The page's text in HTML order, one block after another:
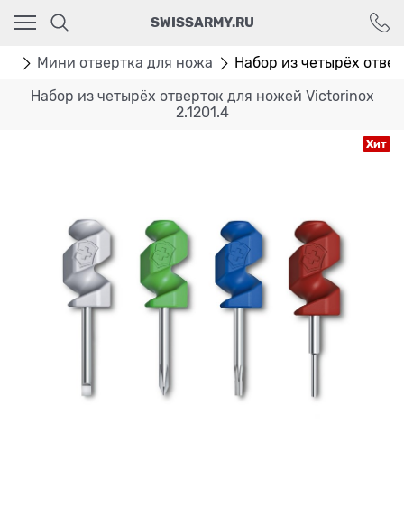
SWISSARMY.RU
Мини отвертка для ножа Набор из четырёх
Набор из четырёх отверток для ножей Victorinox
2.1201.4
Хит
Ваш город - Москва,
угадали?
ДА НЕТ